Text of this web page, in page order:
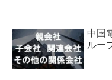
中国
ルー